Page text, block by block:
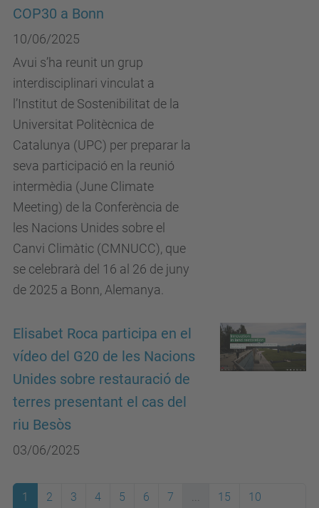
COP30 a Bonn
10/06/2025
Avui s’ha reunit un grup
interdisciplinari vinculat a
l’Institut de Sostenibilitat de la
Universitat Politècnica de
Catalunya (UPC) per preparar la
seva participació en la reunió
intermèdia (June Climate
Meeting) de la Conferència de
les Nacions Unides sobre el
Canvi Climàtic (CMNUCC), que
se celebrarà del 16 al 26 de juny
de 2025 a Bonn, Alemanya.
Elisabet Roca participa en el
vídeo del G20 de les Nacions
Unides sobre restauració de
terres presentant el cas del
riu Besòs
03/06/2025
1 2 3 4 5 6 7 ... 15
10